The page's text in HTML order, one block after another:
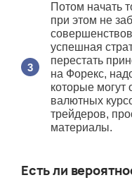
Потом начать
при этом не
успешная
перестать
на Форекс,
которые могут
валютных
трейдеров,
материалы.
Есть ли